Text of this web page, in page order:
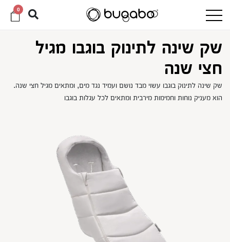
0
שק שינה לתינוק בוגבו מגיל
חצי שנה
שק שינה לתינוק בוגבו עשוי מבד נושם ועמיד נגד מים, ומתאים מגיל חצי שנה.
הוא מעניק נוחות וחמימות מירבית ומתאים לכל עגלות בוגבו